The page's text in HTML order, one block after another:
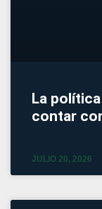
La
contar
JULIO 20, 2026